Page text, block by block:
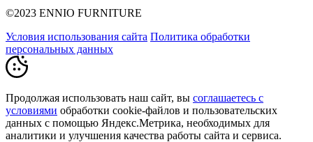
©2023 ENNIO FURNITURE
Условия использования сайта Политика обработки
персональных данных
Продолжая использовать наш сайт, вы соглашаетесь с
условиями обработки cookie-файлов и пользовательских
данных с помощью Яндекс.Метрика, необходимых для
аналитики и улучшения качества работы сайта и сервиса.